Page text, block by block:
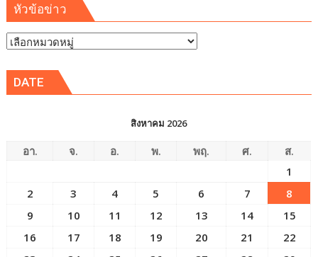
หัวข้อข่าว
หัวข้อ
DATE
สิงหาคม 2026
อา. จ. อ. พ. พฤ. ศ.
ส.
1
2
3 4 5 6 7
8
9
10 11 12 13 14
15
16
17 18 19 20 21
22